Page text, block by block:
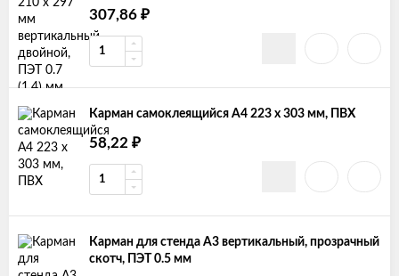
307,86 ₽
Карман самоклеящийся А4 223 x 303 мм, ПВХ
58,22 ₽
Карман для стенда А3 вертикальный, прозрачный
скотч, ПЭТ 0.5 мм